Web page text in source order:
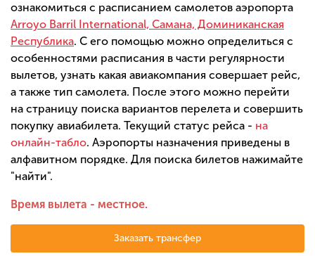
ознакомиться с расписанием самолетов аэропорта
Arroyo Barril International, Самана, Доминиканская
Республика. С его помощью можно определиться с
особенностями расписания в части регулярности
вылетов, узнать какая авиакомпания совершает рейс,
а также тип самолета. После этого можно перейти
на страницу поиска вариантов перелета и совершить
покупку авиабилета. Текущий статус рейса - на
онлайн-табло. Аэропорты назначения приведены в
алфавитном порядке. Для поиска билетов нажимайте
"найти".
Время вылета - местное.
Заказать трансфер